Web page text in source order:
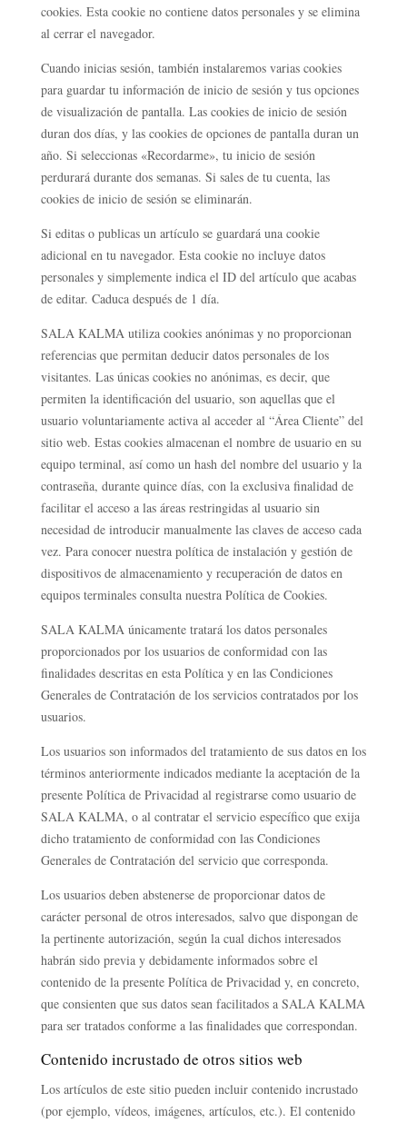
cookies. Esta cookie no contiene datos personales y se elimina
al cerrar el navegador.
Cuando inicias sesión, también instalaremos varias cookies
para guardar tu información de inicio de sesión y tus opciones
de visualización de pantalla. Las cookies de inicio de sesión
duran dos días, y las cookies de opciones de pantalla duran un
año. Si seleccionas «Recordarme», tu inicio de sesión
perdurará durante dos semanas. Si sales de tu cuenta, las
cookies de inicio de sesión se eliminarán.
Si editas o publicas un artículo se guardará una cookie
adicional en tu navegador. Esta cookie no incluye datos
personales y simplemente indica el ID del artículo que acabas
de editar. Caduca después de 1 día.
SALA KALMA utiliza cookies anónimas y no proporcionan
referencias que permitan deducir datos personales de los
visitantes. Las únicas cookies no anónimas, es decir, que
permiten la identificación del usuario, son aquellas que el
usuario voluntariamente activa al acceder al “Área Cliente” del
sitio web. Estas cookies almacenan el nombre de usuario en su
equipo terminal, así como un hash del nombre del usuario y la
contraseña, durante quince días, con la exclusiva finalidad de
facilitar el acceso a las áreas restringidas al usuario sin
necesidad de introducir manualmente las claves de acceso cada
vez. Para conocer nuestra política de instalación y gestión de
dispositivos de almacenamiento y recuperación de datos en
equipos terminales consulta nuestra Política de Cookies.
SALA KALMA únicamente tratará los datos personales
proporcionados por los usuarios de conformidad con las
finalidades descritas en esta Política y en las Condiciones
Generales de Contratación de los servicios contratados por los
usuarios.
Los usuarios son informados del tratamiento de sus datos en los
términos anteriormente indicados mediante la aceptación de la
presente Política de Privacidad al registrarse como usuario de
SALA KALMA, o al contratar el servicio específico que exija
dicho tratamiento de conformidad con las Condiciones
Generales de Contratación del servicio que corresponda.
Los usuarios deben abstenerse de proporcionar datos de
carácter personal de otros interesados, salvo que dispongan de
la pertinente autorización, según la cual dichos interesados
habrán sido previa y debidamente informados sobre el
contenido de la presente Política de Privacidad y, en concreto,
que consienten que sus datos sean facilitados a SALA KALMA
para ser tratados conforme a las finalidades que correspondan.
Contenido incrustado de otros sitios web
Los artículos de este sitio pueden incluir contenido incrustado
(por ejemplo, vídeos, imágenes, artículos, etc.). El contenido